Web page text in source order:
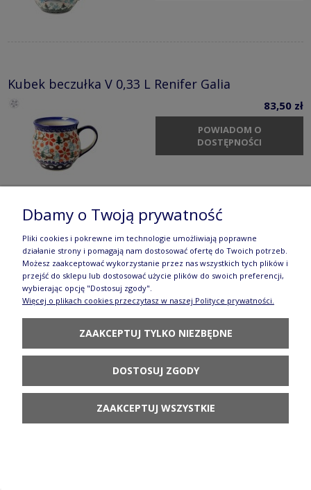
Kubek beczułka V 0,33 L Renifer Galia
83,50 zł
POWIADOM O
DOSTĘPNOŚCI
Kubek beczułka V 0,33 L Górka Galia
87,80 zł
DOSTĘPNOŚCI
Kubek Ola V 0,25 L Kawa Galia
Dbamy o Twoją prywatność
Pliki cookies i pokrewne im technologie umożliwiają poprawne
działanie strony i pomagają nam dostosować ofertę do Twoich potrzeb.
Możesz zaakceptować wykorzystanie przez nas wszystkich tych plików i
przejść do sklepu lub dostosować użycie plików do swoich preferencji,
wybierając opcję "Dostosuj zgody".
Więcej o plikach cookies przeczytasz w naszej Polityce prywatności.
ZAAKCEPTUJ TYLKO NIEZBĘDNE
DOSTOSUJ ZGODY
ZAAKCEPTUJ WSZYSTKIE